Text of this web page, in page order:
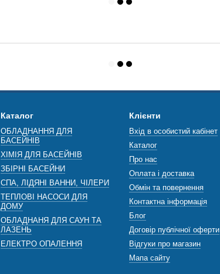
Каталог
ОБЛАДНАННЯ ДЛЯ
БАСЕЙНІВ
ХІМІЯ ДЛЯ БАСЕЙНІВ
ЗБІРНІ БАСЕЙНИ
СПА, ЛІДЯНІ ВАННИ, ЧІЛЕРИ
ТЕПЛОВІ НАСОСИ ДЛЯ
ДОМУ
ОБЛАДНАНЯ ДЛЯ САУН ТА
ЛАЗЕНЬ
ЕЛЕКТРО ОПАЛЕННЯ
Клієнти
Вхід в особистий кабінет
Каталог
Про нас
Оплата і доставка
Обмін та повернення
Контактна інформація
Блог
Договір публічної оферти
Відгуки про магазин
Мапа сайту